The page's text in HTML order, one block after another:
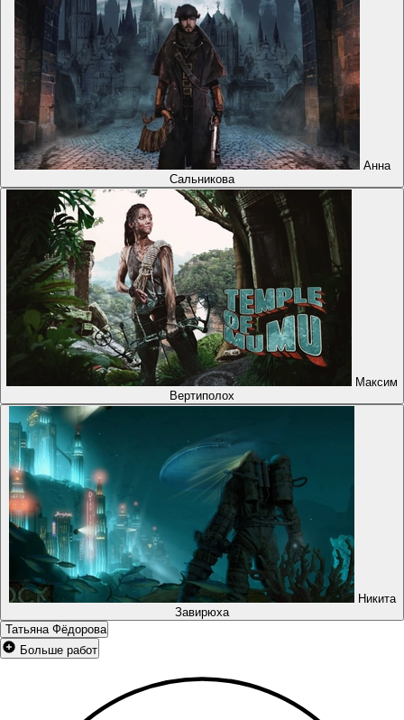
Анна
Сальникова
Максим
Вертиполох
Никита
Завирюха
Татьяна Фёдорова
Больше работ